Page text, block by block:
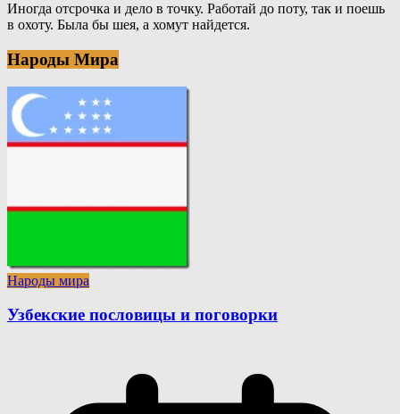
Иногда отсрочка и дело в точку. Работай до поту, так и поешь
в охоту. Была бы шея, а хомут найдется.
Народы Мира
Народы мира
Узбекские пословицы и поговорки